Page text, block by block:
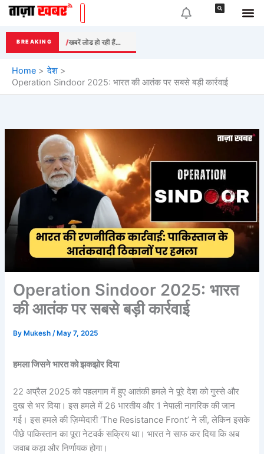
Skip
content
BREAKING खबरें लोड हो रही हैं...
Home
देश
Operation Sindoor 2025: भारत की आतंक पर सबसे बड़ी कार्रवाई
Operation Sindoor 2025: भारत
की आतंक पर सबसे बड़ी कार्रवाई
By Mukesh/ May 7, 2025
हमला जिसने भारत को झकझोर दिया
22 अप्रैल 2025 को पहलगाम में हुए आतंकी हमले ने पूरे देश को गुस्से और
दुख से भर दिया। इस हमले में 26 भारतीय और 1 नेपाली नागरिक की जान
गई। इस हमले की ज़िम्मेदारी ‘The Resistance Front’ ने ली, लेकिन इसके
पीछे पाकिस्तान का पूरा नेटवर्क सक्रिय था। भारत ने साफ कर दिया कि अब
जवाब कड़ा और निर्णायक होगा।